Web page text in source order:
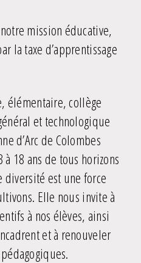
mission éducative,
la taxe d’apprentissage
élémentaire, collège
et technologique
d’Arc de Colombes
18 ans de tous horizons
diversité est une force
Elle nous invite à
à nos élèves, ainsi
et à renouveler